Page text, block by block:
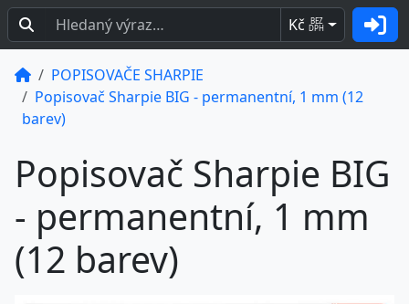
Kč BEZ
DPH
POPISOVAČE SHARPIE
Popisovač Sharpie BIG - permanentní, 1 mm (12
barev)
Popisovač Sharpie BIG
- permanentní, 1 mm
(12 barev)